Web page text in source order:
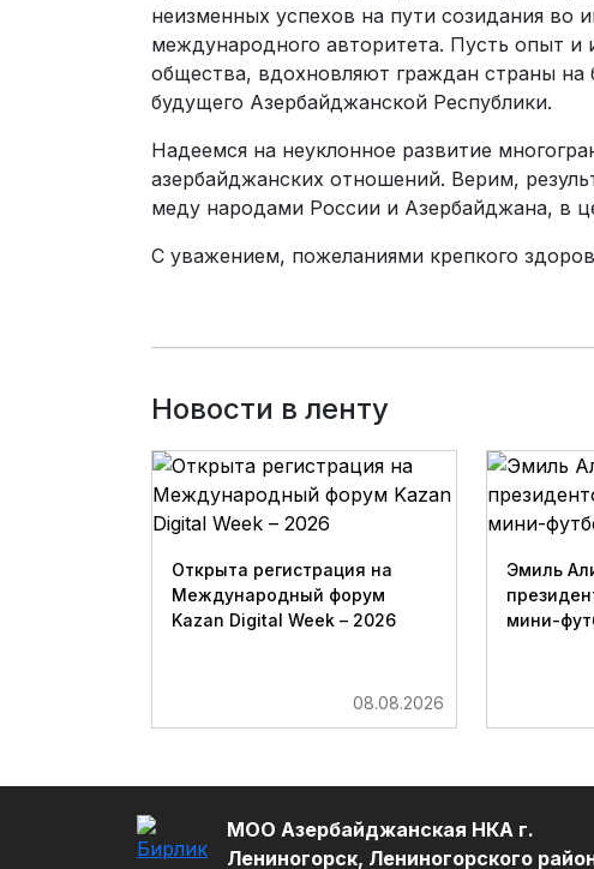
неизменных успехов на пути созидания во
международного авторитета. Пусть опыт и
общества, вдохновляют граждан страны на
будущего Азербайджанской Республики.
Надеемся на неуклонное развитие
азербайджанских отношений. Верим,
меду народами России и Азербайджана, в
С уважением, пожеланиями крепкого
Новости в ленту
Открыта регистрация на
Международный форум
Kazan Digital Week – 2026
08.08.2026
Эмиль
мини-
МОО Азербайджанская НКА г.
Лениногорск, Лениногорского